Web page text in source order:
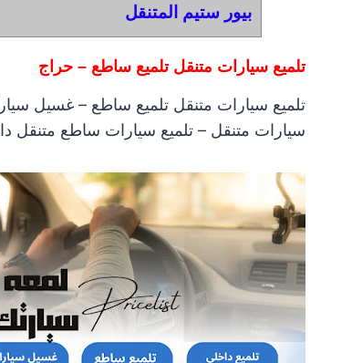
بيور ستيم المتنقل
تلميع سيارات متنقل تلميع ساطع – حراج
تلميع سيارات متنقل تلميع ساطع – غسيل
سيارات متنقل – تلميع سيارات ساطع متنقل